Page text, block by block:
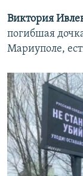
Виктория
погибшая
Мариуполе,